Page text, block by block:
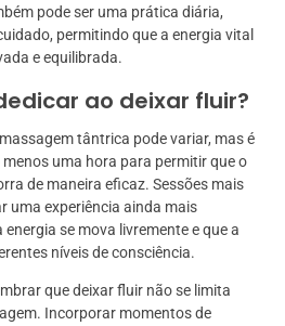
pode ser uma prática diária,
permitindo que a energia vital
e equilibrada.
ao deixar fluir?
tântrica pode variar, mas é
uma hora para permitir que o
de maneira eficaz. Sessões mais
uma experiência ainda mais
se mova livremente e que a
níveis de consciência.
que deixar fluir não se limita
Incorporar momentos de